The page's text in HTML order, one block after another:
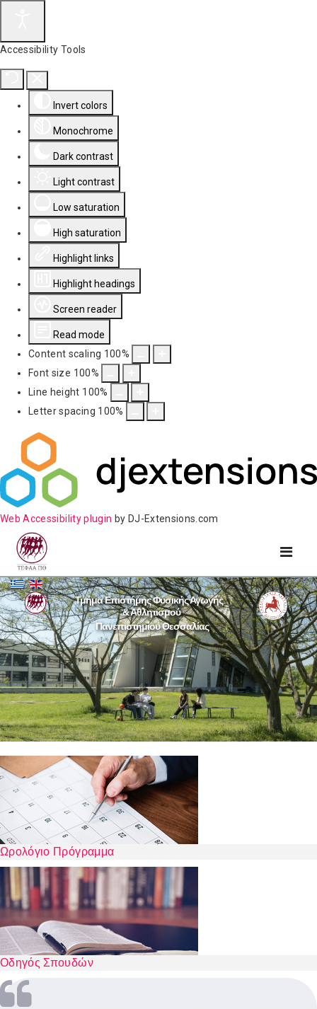
Accessibility Tools
Invert colors
Monochrome
Dark contrast
Light contrast
Low saturation
High saturation
Highlight links
Highlight headings
Screen reader
Read mode
Content scaling 100%
Font size 100%
Line height 100%
Letter spacing 100%
Web Accessibility plugin by DJ-Extensions.com
Τμήμα Επιστήμης Φυσικής Αγωγής
Πανεπιστημίου Θεσσαλίας
& Αθλητισμού
Ωρολόγιο Πρόγραμμα
Οδηγός Σπουδών